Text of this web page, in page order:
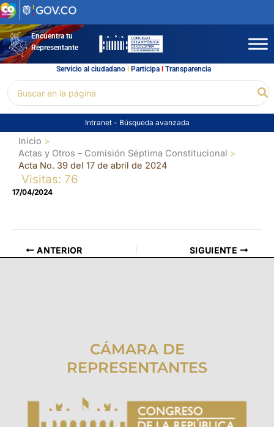
Ir
al
contenidoEncuentra tu
Representante
Servicio al ciudadano l Participal Transparencia
por:
Intranet - Búsqueda avanzada
Inicio
Actas y Otros – Comisión Séptima Constitucional
Acta No. 39 del 17 de abril de 2024
Visitas: 76
17/04/2024
ANTERIOR SIGUIENTE
CÁMARA DE
REPRESENTANTES